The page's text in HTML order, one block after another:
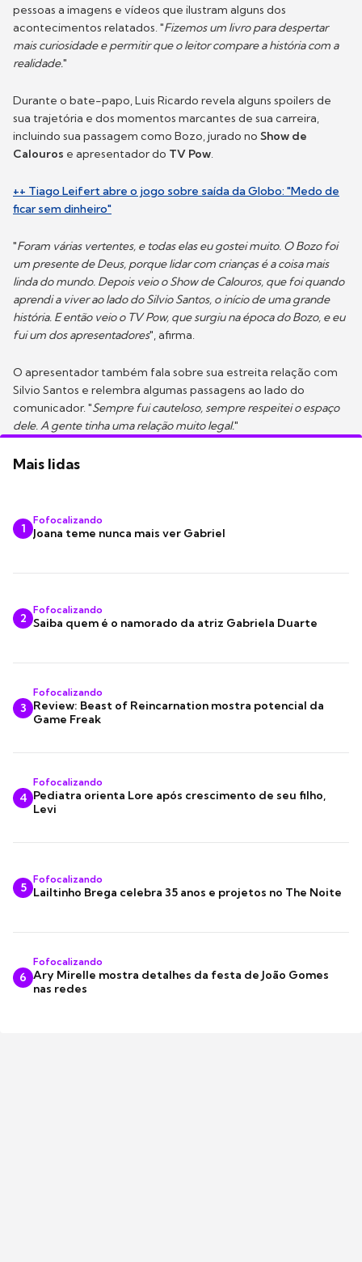
pessoas a imagens e vídeos que ilustram alguns dos
acontecimentos relatados. "Fizemos um livro para despertar
mais curiosidade e permitir que o leitor compare a história com a
realidade."
Durante o bate-papo, Luis Ricardo revela alguns spoilers de
sua trajetória e dos momentos marcantes de sua carreira,
incluindo sua passagem como Bozo, jurado no Show de
Calouros e apresentador do TV Pow.
++ Tiago Leifert abre o jogo sobre saída da Globo: "Medo de
ficar sem dinheiro"
"Foram várias vertentes, e todas elas eu gostei muito. O Bozo foi
um presente de Deus, porque lidar com crianças é a coisa mais
linda do mundo. Depois veio o Show de Calouros, que foi quando
aprendi a viver ao lado do Silvio Santos, o início de uma grande
história. E então veio o TV Pow, que surgiu na época do Bozo, e eu
fui um dos apresentadores", afirma.
O apresentador também fala sobre sua estreita relação com
Silvio Santos e relembra algumas passagens ao lado do
comunicador. "Sempre fui cauteloso, sempre respeitei o espaço
dele. A gente tinha uma relação muito legal."
Mais lidas
1
Fofocalizando
Joana teme nunca mais ver Gabriel
2
Fofocalizando
Saiba quem é o namorado da atriz Gabriela Duarte
3
Fofocalizando
Review: Beast of Reincarnation mostra potencial da
Game Freak
4
Fofocalizando
Pediatra orienta Lore após crescimento de seu filho,
Levi
5
Fofocalizando
Lailtinho Brega celebra 35 anos e projetos no The Noite
6
Fofocalizando
Ary Mirelle mostra detalhes da festa de João Gomes
nas redes